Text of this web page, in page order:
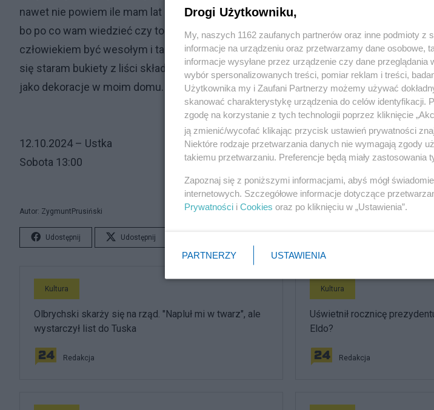
nawet nie powiem ile mam lat
bo po co wam wiedzieć czy to ważne
człowiekiem być wesołym i tak też
się staram bukiety z liści składać
jako dekoracje w moim domu.
12.10.2024 – Ustka
Sobota 13:00
Autor: ZygmuntPrusiński
Udostępnij Udostępnij
Kultura
Olbrychski skarży się na rząd. "Napluł mi w twarz", ale
wystarczył list do Tuska
Redakcja
Kultura
Uświetnił rocznicę
Eldo?
Redakcja
Drogi Użytkowniku,
My, naszych 1162 zaufanych partnerów oraz inne podmioty z
informacje na urządzeniu oraz przetwarzamy dane osobowe,
informacje wysyłane przez urządzenie czy dane
wybór spersonalizowanych treści, pomiar reklam i treści,
Użytkownika my i Zaufani Partnerzy możemy używać
skanować charakterystykę urządzenia do celów identyfikacji.
zgodę na korzystanie z tych technologii poprzez kliknięcie
ją zmienić/wycofać klikając przycisk ustawień prywatności
Niektóre rodzaje przetwarzania danych nie wymagają zgody
takiemu przetwarzaniu. Preferencje będą miały zastosowania
Zapoznaj się z poniższymi informacjami, abyś mógł
internetowych. Szczegółowe informacje dotyczące
Prywatności i Cookies oraz po kliknięciu w „Ustawienia”.
PARTNERZY USTAWIENIA